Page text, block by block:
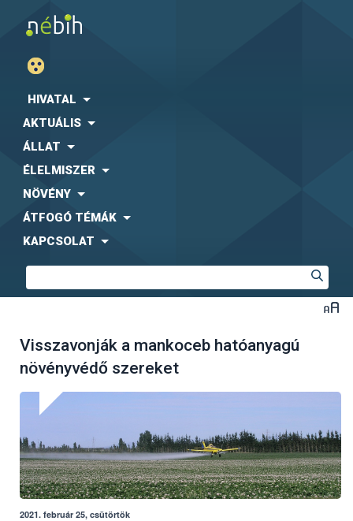
HIVATAL
AKTUÁLIS
ÁLLAT
ÉLELMISZER
NÖVÉNY
ÁTFOGÓ TÉMÁK
KAPCSOLAT
Visszavonják a mankoceb hatóanyagú
növényvédő szereket
2021. február 25, csütörtök